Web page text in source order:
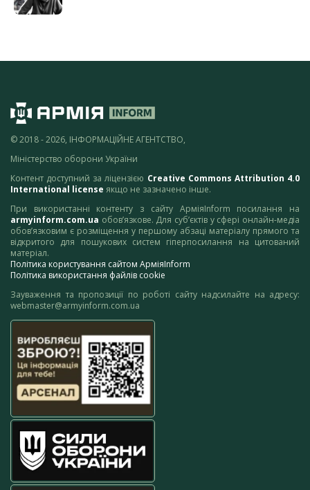
© 2018 - 2026, ІНФОРМАЦІЙНЕ АГЕНТСТВО,
Міністерство оборони України
Контент доступний за ліцензією Creative Commons Attribution 4.0
International license якщо не зазначено інше.
При використанні контенту з сайту АрміяInform посилання на
armyinform.com.ua обов’язкове. Для суб’єктів у сфері онлайн-медіа
обов’язковим є розміщення у першому абзаці матеріалу прямого та
відкритого для пошукових систем гіперпосилання на цитований
матеріал.
Політика користування сайтом АрміяInform
Політика використання файлів cookie
Зауваження та пропозиції по роботі сайту надсилайте на адресу:
webmaster@armyinform.com.ua